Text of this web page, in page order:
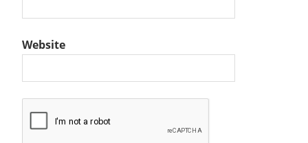
Website